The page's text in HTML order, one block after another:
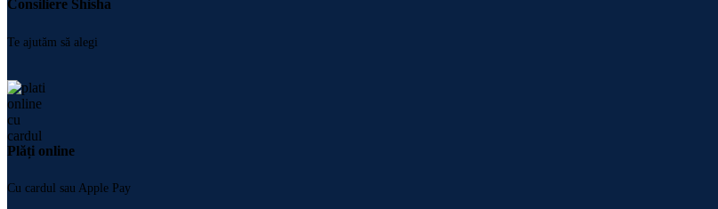
Consiliere Shisha
Te ajutăm să alegi
Plăți online
Cu cardul sau Apple Pay